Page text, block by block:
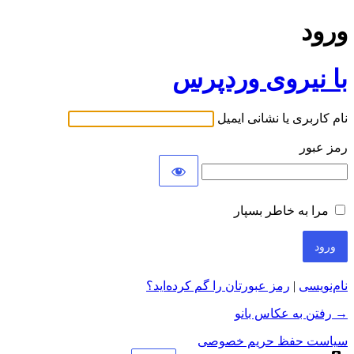
ورود
با نیروی وردپرس
نام کاربری یا نشانی ایمیل
رمز عبور
مرا به خاطر بسپار
نام‌نویسی | رمز عبورتان را گم کرده‌اید؟
→ رفتن به عکاس بانو
سیاست حفظ حریم خصوصی